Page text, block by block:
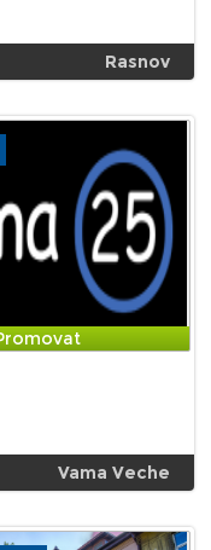
Rasnov
Vama Veche